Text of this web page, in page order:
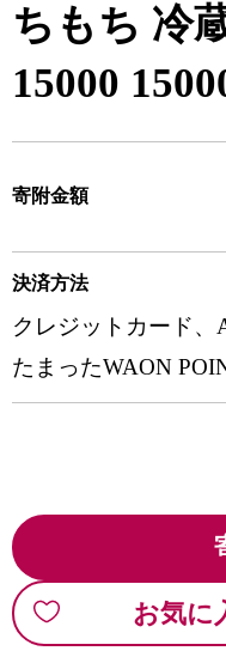
ちもち 冷
15000
寄附金額
決済方法
クレジットカード、
たまったWAON
お気に